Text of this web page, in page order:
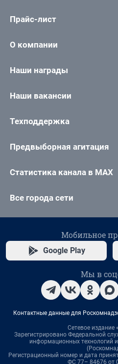
Прайс-лист
О компании
Наши награды
Наши вакансии
Техподдержка
Предвыборная агитация
Статистика канала в MAX
Все города сети
Мобильное
Google Play
Мы в
Контактные данные для
Сетевое издание
Зарегистрировано Федеральной
информационных технологий
Регистрационный номер и дата
ФС 77– 84676 от